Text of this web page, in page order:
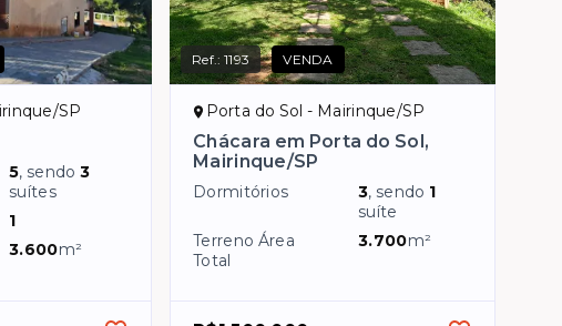
SP
5, sendo3
suítes
1
3.600m²
Ref.:1193 VENDA
Porta do Sol - Mairinque/SP
Chácara em Porta do Sol,
Mairinque/SP
Dormitórios 3, sendo 1
suíte
Terreno Área
Total
3.700m²